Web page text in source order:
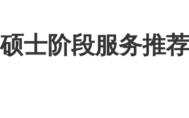
硕士阶段服务推荐